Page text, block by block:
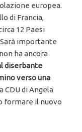
europea.
di Francia,
12 Paesi
importante
ha ancora
diserbante
verso una
CDU di Angela
formare il nuovo